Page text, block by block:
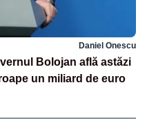
Daniel Onescu
Bolojan află astăzi
un miliard de euro